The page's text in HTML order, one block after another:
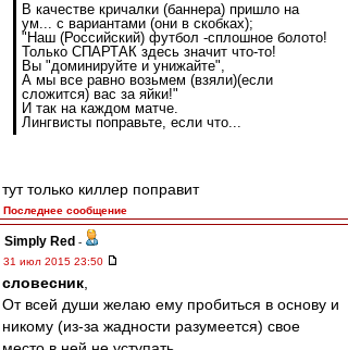
В качестве кричалки (баннера) пришло на
ум... с вариантами (они в скобках);
"Наш (Российский) футбол -сплошное болото!
Только СПАРТАК здесь значит что-то!
Вы "доминируйте и унижайте",
А мы все равно возьмем (взяли)(если
сложится) вас за яйки!"
И так на каждом матче.
Лингвисты поправьте, если что...
тут только киллер поправит
Последнее сообщение
Simply Red -
31 июл 2015 23:50
словесник
От всей души желаю ему пробиться в основу и
никому (из-за жадности разумеется) свое